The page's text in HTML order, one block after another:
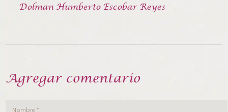
Dolman Humberto Escobar Reyes
Agregar comentario